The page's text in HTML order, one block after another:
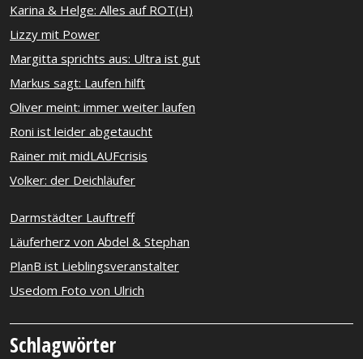
Karina & Helge: Alles auf ROT(H)
Lizzy mit Power
Margitta sprichts aus: Ultra ist gut
Markus sagt: Laufen hilft
Oliver meint: immer weiter laufen
Roni ist leider abgetaucht
Rainer mit midLAUFcrisis
Volker: der Deichläufer
Darmstädter Lauftreff
Läuferherz von Abdel & Stephan
PlanB ist Lieblingsveranstalter
Usedom Foto von Ulrich
Schlagwörter